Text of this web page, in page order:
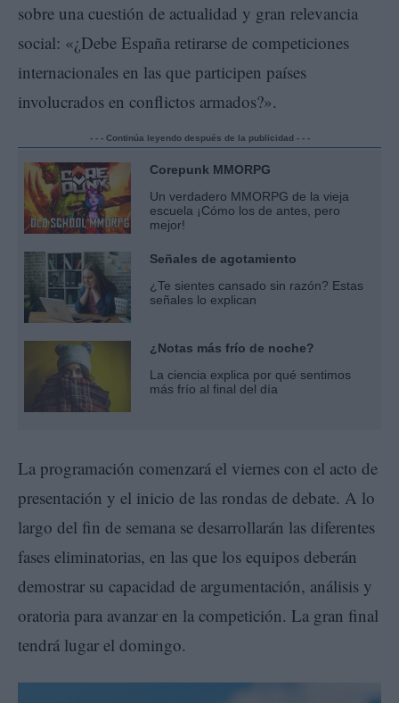
sobre una cuestión de actualidad y gran relevancia
social: «¿Debe España retirarse de competiciones
internacionales en las que participen países
involucrados en conflictos armados?».
- - - Continúa leyendo después de la publicidad - - -
Corepunk MMORPG
Un verdadero MMORPG de la vieja
escuela ¡Cómo los de antes, pero
mejor!
Señales de agotamiento
¿Te sientes cansado sin razón? Estas
señales lo explican
¿Notas más frío de noche?
La ciencia explica por qué sentimos
más frío al final del día
La programación comenzará el viernes con el acto de
presentación y el inicio de las rondas de debate. A lo
largo del fin de semana se desarrollarán las diferentes
fases eliminatorias, en las que los equipos deberán
demostrar su capacidad de argumentación, análisis y
oratoria para avanzar en la competición. La gran final
tendrá lugar el domingo.